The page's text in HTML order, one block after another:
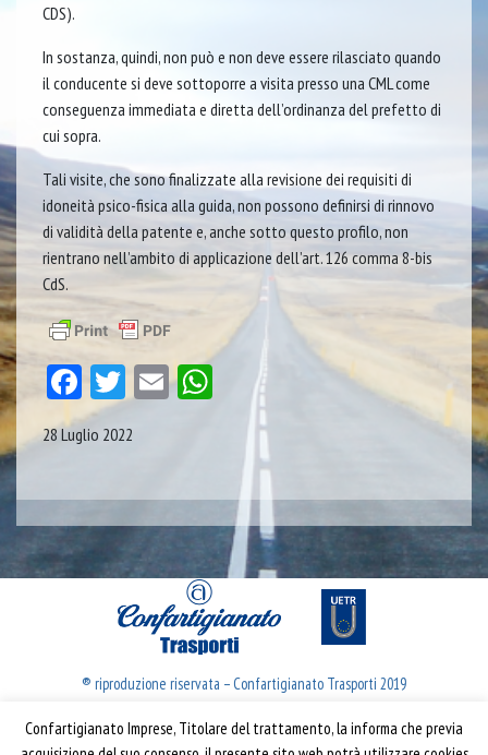
CDS).
In sostanza, quindi, non può e non deve essere rilasciato quando
il conducente si deve sottoporre a visita presso una CML come
conseguenza immediata e diretta dell’ordinanza del prefetto di
cui sopra.
Tali visite, che sono finalizzate alla revisione dei requisiti di
idoneità psico-fisica alla guida, non possono definirsi di rinnovo
di validità della patente e, anche sotto questo profilo, non
rientrano nell’ambito di applicazione dell’art. 126 comma 8-bis
CdS.
Facebook
Twitter
Email WhatsApp
28 Luglio 2022
® riproduzione riservata – Confartigianato Trasporti 2019
Confartigianato Trasporti
Confartigianato Imprese, Titolare del trattamento, la informa che previa